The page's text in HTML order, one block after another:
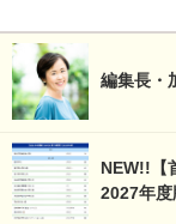
編集長・
NEW!!【
2027年度